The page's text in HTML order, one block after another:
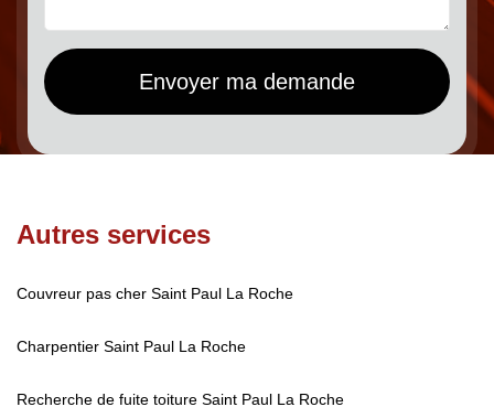
Autres services
Couvreur pas cher Saint Paul La Roche
Charpentier Saint Paul La Roche
Recherche de fuite toiture Saint Paul La Roche